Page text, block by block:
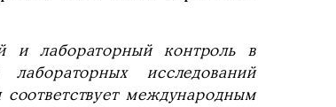
и лабораторный контроль в
исследований
международным